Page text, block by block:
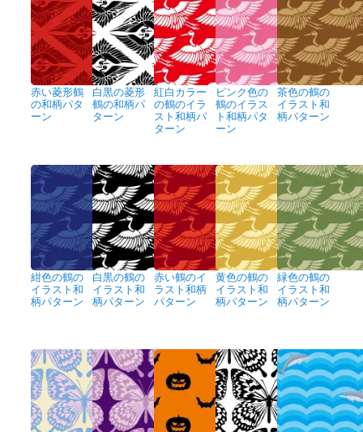
赤い菱形鶴
の和柄パタ
ーン
白黒の菱形
鶴の和柄パ
ターン
紅白カラー
の鶴のイラ
スト和柄パ
ターン
ピンク色の
鶴のイラス
ト和柄パタ
ーン
茶色の鶴の
イラスト和
柄パターン
紺色の鶴の
イラスト和
柄パターン
白黒の鶴の
イラスト和
柄パターン
赤い鶴のイ
ラスト和柄
パターン
黄色の鶴の
イラスト和
柄パターン
緑色の鶴の
イラスト和
柄パターン